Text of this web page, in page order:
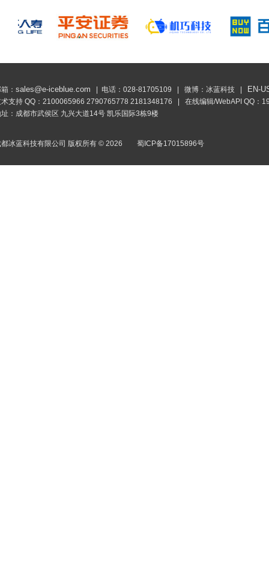
： sales@e-iceblue.com | 电话：028-81705109 | 微博： 冰蓝科技 EN-
支持 QQ： 2100065966 2790765778 2181348176 | 在线编辑/WebAPI QQ：
：成都市武侯区 九兴大道14号 凯乐国际3栋9楼
都冰蓝科技有限公司 版权所有 © 2026 蜀ICP备17015896号